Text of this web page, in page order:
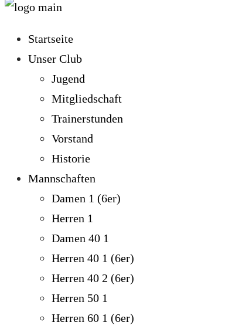
Startseite
Unser Club
Jugend
Mitgliedschaft
Trainerstunden
Vorstand
Historie
Mannschaften
Damen 1 (6er)
Herren 1
Damen 40 1
Herren 40 1 (6er)
Herren 40 2 (6er)
Herren 50 1
Herren 60 1 (6er)